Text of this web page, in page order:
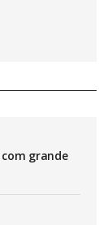
com grande